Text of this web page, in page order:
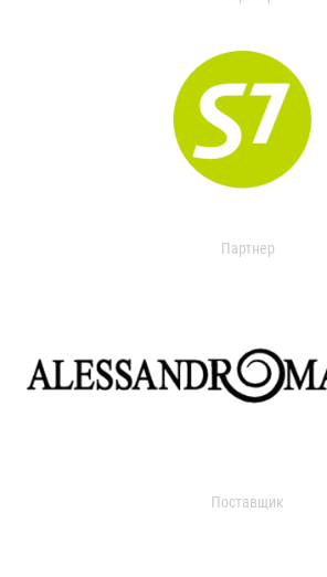
Партнер
Поставщик